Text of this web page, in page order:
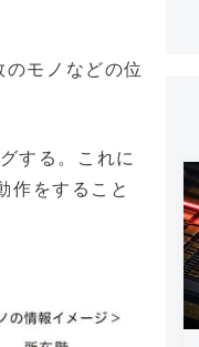
モノなどの位
する。これに
作をすること